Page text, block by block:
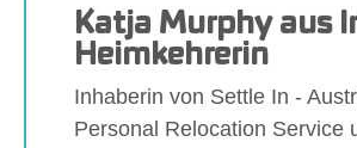
Katja Murphy aus
Heimkehrerin
Inhaberin von Settle In -
Personal Relocation Service